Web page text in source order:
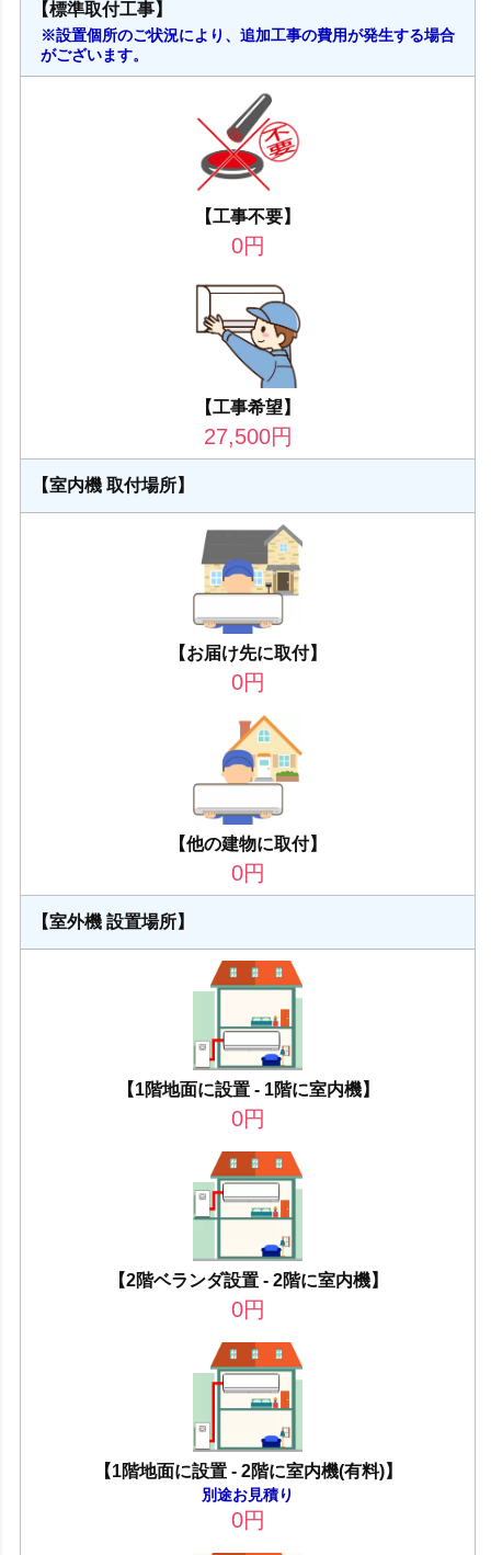
【標準取付工事】
※設置個所のご状況により、追加工事の費用が発生する場合
がございます。
【工事不要】
0円
【工事希望】
27,500円
【室内機 取付場所】
【お届け先に取付】
0円
【他の建物に取付】
0円
【室外機 設置場所】
【1階地面に設置 - 1階に室内機】
0円
【2階ベランダ設置 - 2階に室内機】
0円
【1階地面に設置 - 2階に室内機(有料)】
別途お見積り
0円